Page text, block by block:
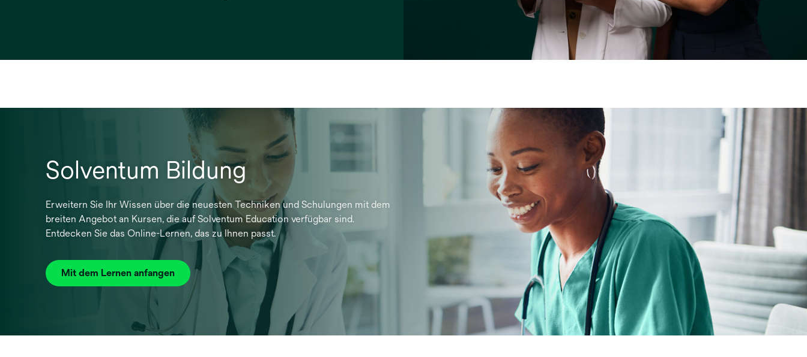
Solventum Bildung
Erweitern Sie Ihr Wissen über die neuesten Techniken und Schulungen mit dem
breiten Angebot an Kursen, die auf Solventum Education verfügbar sind.
Entdecken Sie das Online-Lernen, das zu Ihnen passt.
Mit dem Lernen anfangen